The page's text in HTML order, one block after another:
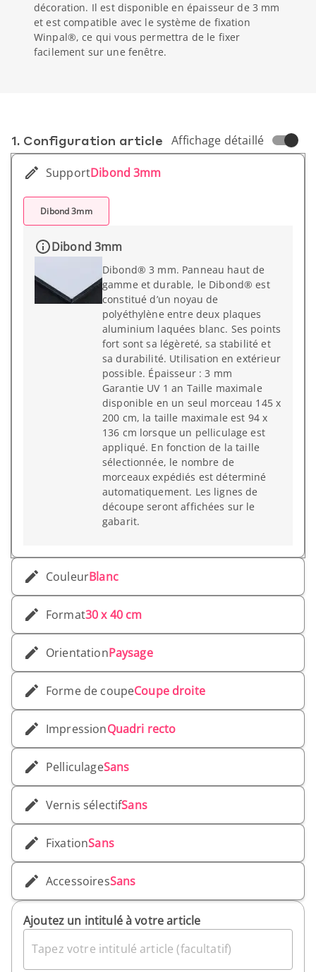
décoration. Il est disponible en épaisseur de 3 mm
et est compatible avec le système de fixation
Winpal®, ce qui vous permettra de le fixer
facilement sur une fenêtre.
1. Conf­iguration article Affichage détaillé
SupportDibond 3mm
Dibond 3mm
Dibond 3mm
Dibond® 3 mm. Panneau haut de
gamme et durable, le Dibond® est
constitué d’un noyau de
polyéthylène entre deux plaques
aluminium laquées blanc. Ses points
fort sont sa légèreté, sa stabilité et
sa durabilité. Utilisation en extérieur
possible. Épaisseur : 3 mm
Garantie UV 1 an Taille maximale
disponible en un seul morceau 145 x
200 cm, la taille maximale est 94 x
136 cm lorsque un pelliculage est
appliqué. En fonction de la taille
sélectionnée, le nombre de
morceaux expédiés est déterminé
automatiquement. Les lignes de
découpe seront affichées sur le
gabarit.
CouleurBlanc
Format30 x 40 cm
OrientationPaysage
Forme de coupeCoupe droite
ImpressionQuadri recto
PelliculageSans
Vernis sélectifSans
FixationSans
AccessoiresSans
Ajoutez un intitulé à votre article
Tapez votre intitulé article (facultatif)